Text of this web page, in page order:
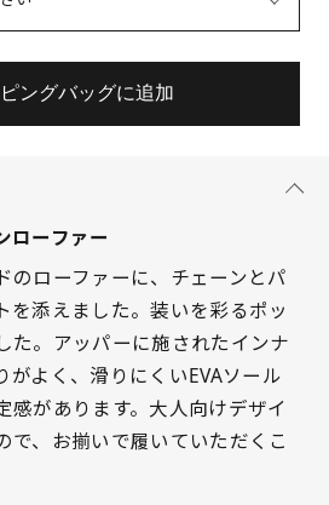
ングバッグに追加
ローファー
のローファーに、チェーンとパ
を添えました。装いを彩るポッ
た。アッパーに施されたインナ
がよく、滑りにくいEVAソール
感があります。大人向けデザイ
で、お揃いで履いていただくこ